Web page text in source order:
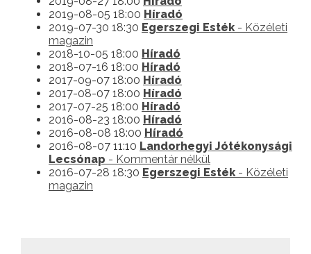
2019-08-05 18:00 Híradó
2019-07-30 18:30 Egerszegi Esték- Közéleti
magazin
2018-10-05 18:00 Híradó
2018-07-16 18:00 Híradó
2017-09-07 18:00 Híradó
2017-08-07 18:00 Híradó
2017-07-25 18:00 Híradó
2016-08-23 18:00 Híradó
2016-08-08 18:00 Híradó
2016-08-07 11:10 Landorhegyi Jótékonysági
Lecsónap - Kommentár nélkül
2016-07-28 18:30 Egerszegi Esték- Közéleti
magazin